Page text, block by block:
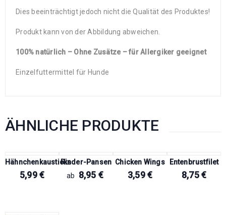
Dies beeinträchtigt jedoch nicht die Qualität des Produktes!
Produkt kann von der Abbildung abweichen.
100% natürlich – Ohne Zusätze – für Allergiker geeignet
Einzelfuttermittel für Hunde
ÄHNLICHE PRODUKTE
Hähnchenkausticks
5,99€
Rinder-Pansen
ab
8,95 €
Chicken Wings
3,59€
Entenbrustfilet
8,75€